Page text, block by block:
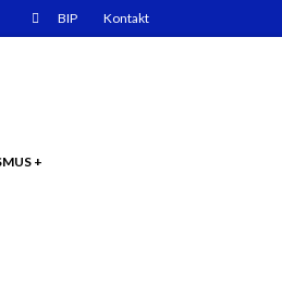
Email Facebook
BIP Kontakt
+